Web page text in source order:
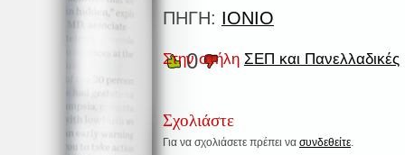
ΠΗΓΗ: ΙΟΝΙΟ
Στην στήλη ΣΕΠ και Πανελλαδικές
0
Σχολιάστε
Για να σχολιάσετε πρέπει να συνδεθείτε.